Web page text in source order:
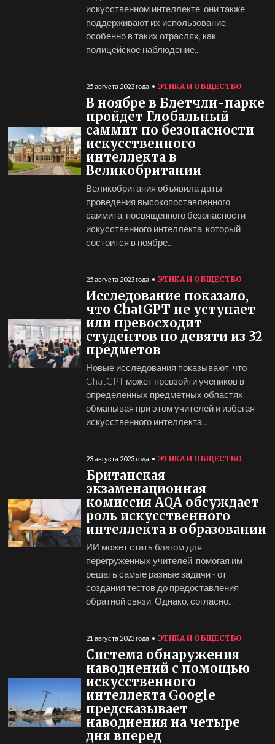
искусственном интеллекте, они также
поддерживают их использование,
особенно в таких отраслях, как
полицейское наблюдение,...
25 августа 2023 года ЭТИКА И ОБЩЕСТВО
В ноябре в Блетчли-парке
пройдет Глобальный
саммит по безопасности
искусственного
интеллекта в
Великобритании
Великобритания объявила даты
проведения высокопоставленного
саммита, посвященного безопасности
искусственного интеллекта, который
состоится в ноябре...
25 августа 2023 года ЭТИКА И ОБЩЕСТВО
Исследование показало,
что ChatGPT не уступает
или превосходит
студентов по девяти из 32
предметов
Новые исследования показывают, что
ChatGPT может превзойти учеников в
определенных предметных областях,
обманывая при этом учителей и избегая
искусственного интеллекта...
23 августа 2023 года ЭТИКА И ОБЩЕСТВО
Британская
экзаменационная
комиссия AQA обсуждает
роль искусственного
интеллекта в образовании
ИИ может стать благом для
перегруженных учителей, помогая им
решать самые разные задачи - от
создания тестов до предоставления
обратной связи. Однако, согласно...
21 августа 2023 года ЭТИКА И ОБЩЕСТВО
Система обнаружения
наводнений с помощью
искусственного
интеллекта Google
предсказывает
наводнения на четыре
дня вперед